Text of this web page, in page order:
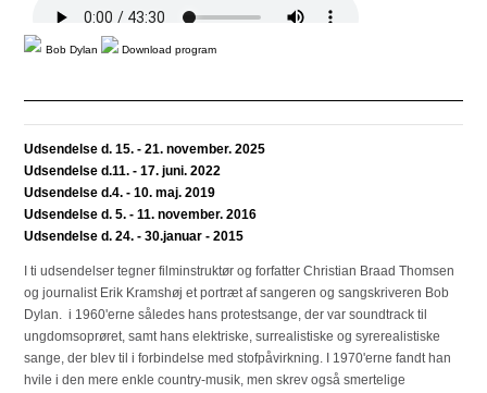
Bob Dylan Download program
Udsendelse d. 15. - 21. november. 2025
Udsendelse d.11. - 17. juni. 2022
Udsendelse d.4. - 10. maj. 2019
Udsendelse d. 5. - 11. november. 2016
Udsendelse d. 24. - 30.januar - 2015
I ti udsendelser tegner filminstruktør og forfatter Christian Braad Thomsen
og journalist Erik Kramshøj et portræt af sangeren og sangskriveren Bob
Dylan. i 1960'erne således hans protestsange, der var soundtrack til
ungdomsoprøret, samt hans elektriske, surrealistiske og syrerealistiske
sange, der blev til i forbindelse med stofpåvirkning. I 1970'erne fandt han
hvile i den mere enkle country-musik, men skrev også smertelige